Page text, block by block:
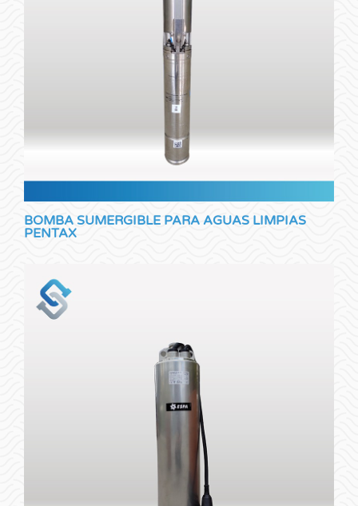
BOMBA SUMERGIBLE PARA AGUAS LIMPIAS
PENTAX